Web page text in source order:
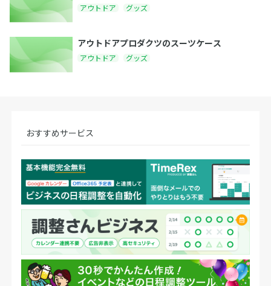
アウトドア グッズ
アウトドアプロダクツのスーツケース
アウトドア グッズ
おすすめサービス